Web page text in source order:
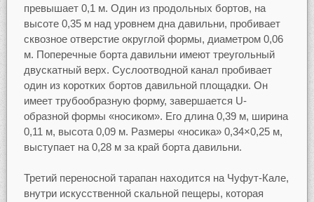
превышает 0,1 м. Один из продольных бортов, на
высоте 0,35 м над уровнем дна давильни, пробивает
сквозное отверстие округлой формы, диаметром 0,06
м. Поперечные борта давильни имеют треугольный
двускатный верх. Суслоотводной канал пробивает
один из коротких бортов давильной площадки. Он
имеет трубообразную форму, завершается U-
образной формы «носиком». Его длина 0,39 м, ширина
0,11 м, высота 0,09 м. Размеры «носика» 0,34×0,25 м,
выступает на 0,28 м за край борта давильни.
Третий переносной тарапан находится на Чуфут-Кале,
внутри искусственной скальной пещеры, которая